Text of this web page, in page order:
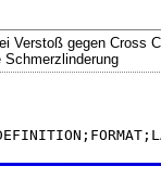
Verstoß gegen Cross
Schmerzlinderung